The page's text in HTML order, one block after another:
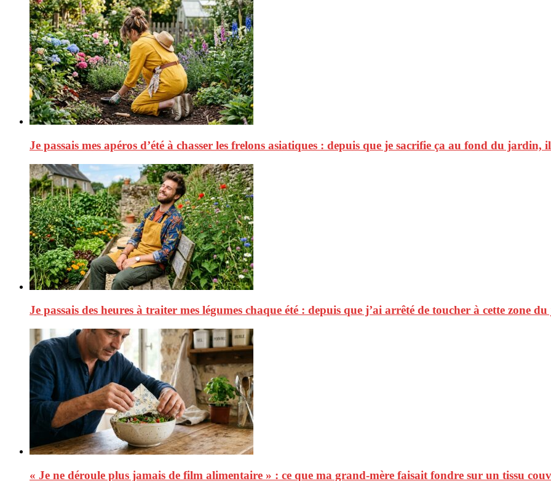
Je passais mes apéros d’été à chasser les frelons asiatiques : depuis que je sacrifie ça au fond du jardin,
Je passais des heures à traiter mes légumes chaque été : depuis que j’ai arrêté de toucher à cette zone
« Je ne déroule plus jamais de film alimentaire » : ce que ma grand-mère faisait fondre sur un tissu